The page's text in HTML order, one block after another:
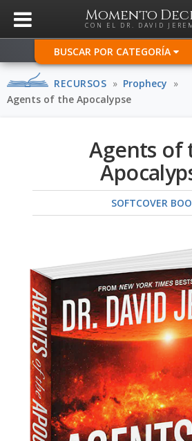
Momento
CON EL DR. DAVID
BUSCAR POR CATEGORÍA
RECURSOS » Prophecy »
Agents of the Apocalypse
Agents of
SOFTCOVER